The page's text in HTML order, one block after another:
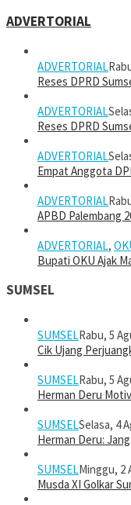
ADVERTORIAL
ADVERTORIAL
Reses DPRD
ADVERTORIAL
Reses DPRD
ADVERTORIAL
Empat Anggota
ADVERTORIAL
APBD Palembang
ADVERTORIAL,
Bupati OKU Ajak
SUMSEL
SUMSELRabu, 5
Cik Ujang
SUMSELRabu, 5
Herman Deru
SUMSELSelasa, 4
Herman Deru:
SUMSELMinggu, 2
Musda XI Golkar